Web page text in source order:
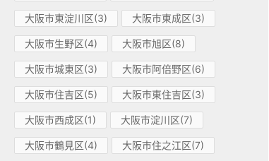
大阪市東淀川区(3) 大阪市東成区(3)
大阪市生野区(4) 大阪市旭区(8)
大阪市城東区(3) 大阪市阿倍野区(6)
大阪市住吉区(5) 大阪市東住吉区(3)
大阪市西成区(1) 大阪市淀川区(7)
大阪市鶴見区(4) 大阪市住之江区(7)